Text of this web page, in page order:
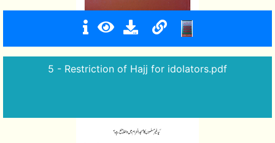
5 - Restriction of Hajj for idolators.pdf